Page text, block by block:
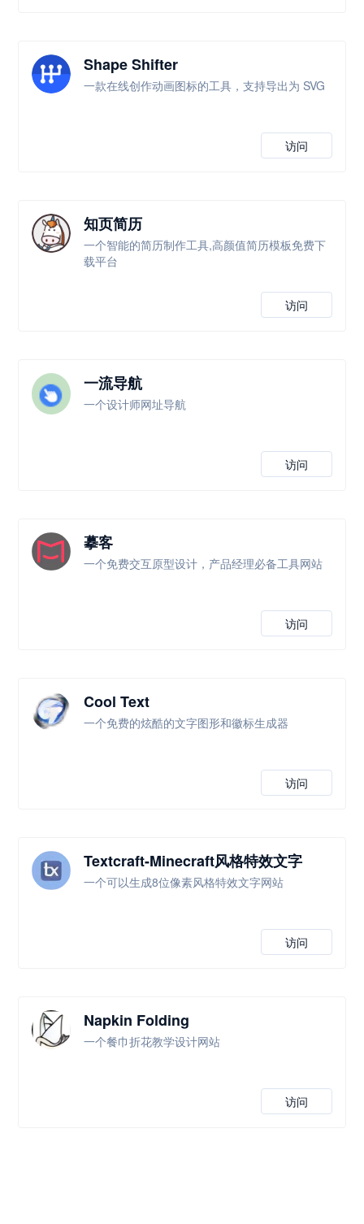
Shape Shifter
一款在线创作动画图标的工具，支持导出为 SVG
访问
知页简历
一个智能的简历制作工具,高颜值简历模板免费下
载平台
访问
一流导航
一个设计师网址导航
访问
摹客
一个免费交互原型设计，产品经理必备工具网站
访问
Cool Text
一个免费的炫酷的文字图形和徽标生成器
访问
Textcraft-Minecraft风格特效文字
一个可以生成8位像素风格特效文字网站
访问
Napkin Folding
一个餐巾折花教学设计网站
访问